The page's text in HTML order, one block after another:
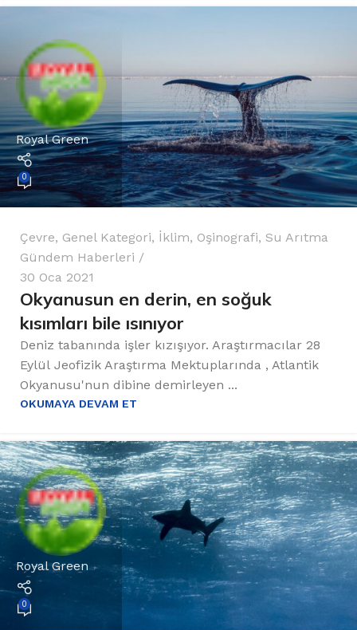
Royal Green
0
Çevre, Genel Kategori, İklim, Oşinografi, Su Arıtma
Gündem Haberleri
30 Oca 2021
Okyanusun en derin, en soğuk
kısımları bile ısınıyor
Deniz tabanında işler kızışıyor. Araştırmacılar 28
Eylül Jeofizik Araştırma Mektuplarında , Atlantik
Okyanusu'nun dibine demirleyen ...
OKUMAYA DEVAM ET
Royal Green
0